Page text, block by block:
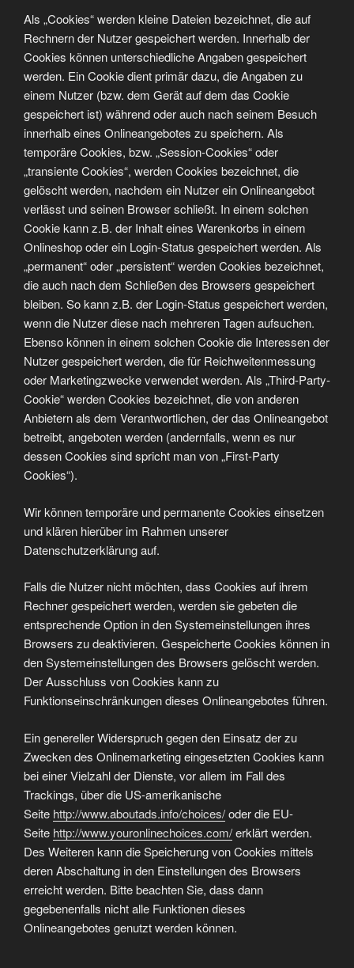
Als „Cookies“ werden kleine Dateien bezeichnet, die auf
Rechnern der Nutzer gespeichert werden. Innerhalb der
Cookies können unterschiedliche Angaben gespeichert
werden. Ein Cookie dient primär dazu, die Angaben zu
einem Nutzer (bzw. dem Gerät auf dem das Cookie
gespeichert ist) während oder auch nach seinem Besuch
innerhalb eines Onlineangebotes zu speichern. Als
temporäre Cookies, bzw. „Session-Cookies“ oder
„transiente Cookies“, werden Cookies bezeichnet, die
gelöscht werden, nachdem ein Nutzer ein Onlineangebot
verlässt und seinen Browser schließt. In einem solchen
Cookie kann z.B. der Inhalt eines Warenkorbs in einem
Onlineshop oder ein Login-Status gespeichert werden. Als
„permanent“ oder „persistent“ werden Cookies bezeichnet,
die auch nach dem Schließen des Browsers gespeichert
bleiben. So kann z.B. der Login-Status gespeichert werden,
wenn die Nutzer diese nach mehreren Tagen aufsuchen.
Ebenso können in einem solchen Cookie die Interessen der
Nutzer gespeichert werden, die für Reichweitenmessung
oder Marketingzwecke verwendet werden. Als „Third-Party-
Cookie“ werden Cookies bezeichnet, die von anderen
Anbietern als dem Verantwortlichen, der das Onlineangebot
betreibt, angeboten werden (andernfalls, wenn es nur
dessen Cookies sind spricht man von „First-Party
Cookies“).
Wir können temporäre und permanente Cookies einsetzen
und klären hierüber im Rahmen unserer
Datenschutzerklärung auf.
Falls die Nutzer nicht möchten, dass Cookies auf ihrem
Rechner gespeichert werden, werden sie gebeten die
entsprechende Option in den Systemeinstellungen ihres
Browsers zu deaktivieren. Gespeicherte Cookies können in
den Systemeinstellungen des Browsers gelöscht werden.
Der Ausschluss von Cookies kann zu
Funktionseinschränkungen dieses Onlineangebotes führen.
Ein genereller Widerspruch gegen den Einsatz der zu
Zwecken des Onlinemarketing eingesetzten Cookies kann
bei einer Vielzahl der Dienste, vor allem im Fall des
Trackings, über die US-amerikanische
Seite http://www.aboutads.info/choices/oder die EU-
Seite http://www.youronlinechoices.com/erklärt werden.
Des Weiteren kann die Speicherung von Cookies mittels
deren Abschaltung in den Einstellungen des Browsers
erreicht werden. Bitte beachten Sie, dass dann
gegebenenfalls nicht alle Funktionen dieses
Onlineangebotes genutzt werden können.